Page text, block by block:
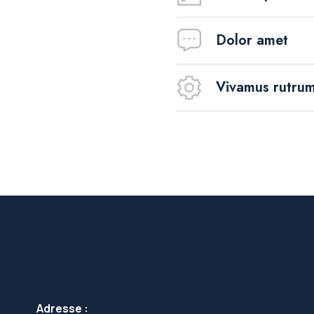
Dolor amet
Vivamus
Adresse :